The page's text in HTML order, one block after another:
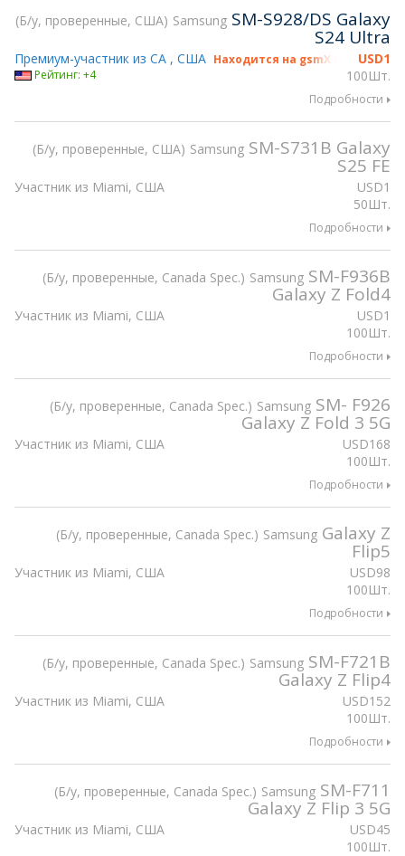
Б/у, проверенные, США Samsung SM-S928/DS Galaxy
S24 Ultra
USD1
100Шт.
Премиум-участник из CA , США Находится на gsmX Hong Kong
Рейтинг: +4
Подробности
Б/у, проверенные, США Samsung SM-S731B Galaxy
S25 FE
USD1
50Шт.
Участник из Miami, США
Подробности
Б/у, проверенные, Canada Spec. Samsung SM-F936B
Galaxy Z Fold4
USD1
100Шт.
Участник из Miami, США
Подробности
Б/у, проверенные, Canada Spec. Samsung SM- F926
Galaxy Z Fold 3 5G
USD168
100Шт.
Участник из Miami, США
Подробности
Б/у, проверенные, Canada Spec. Samsung Galaxy Z
Flip5
USD98
100Шт.
Участник из Miami, США
Подробности
Б/у, проверенные, Canada Spec. Samsung SM-F721B
Galaxy Z Flip4
USD152
100Шт.
Участник из Miami, США
Подробности
Б/у, проверенные, Canada Spec. Samsung SM-F711
Galaxy Z Flip 3 5G
USD45
100Шт.
Участник из Miami, США